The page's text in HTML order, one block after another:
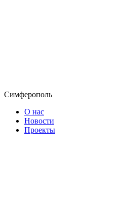
Симферополь
О нас
Новости
Проекты